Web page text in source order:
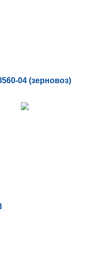
04 (зерновоз)